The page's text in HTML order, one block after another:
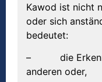
Kawod ist nicht
oder sich
bedeutet:
– die
anderen oder,